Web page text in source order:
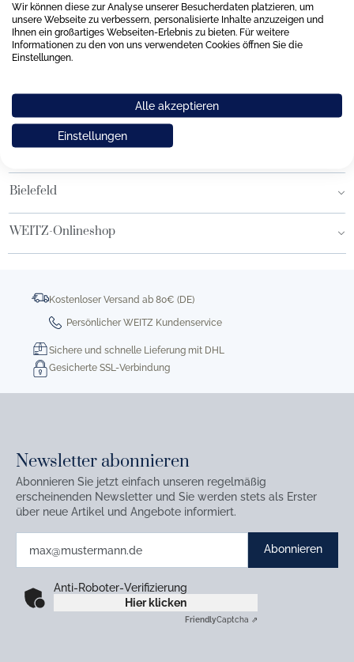
Unsere Häuser
Hamburg am Neuen Wall
Hamburg AEZ
Bielefeld
WEITZ-Onlineshop
Kostenloser Versand ab 80€ (DE)
Persönlicher WEITZ Kundenservice
Sichere und schnelle Lieferung mit DHL
Gesicherte SSL-Verbindung
Newsletter abonnieren
Abonnieren Sie jetzt einfach unseren regelmäßig
erscheinenden Newsletter und Sie werden stets als Erster
über neue Artikel und Angebote informiert.
Abonnieren
Anti-Roboter-Verifizierung
Hier klicken
FriendlyCaptcha ⇗
Wir können diese zur Analyse unserer Besucherdaten platzieren, um
unsere Webseite zu verbessern, personalisierte Inhalte anzuzeigen und
Ihnen ein großartiges Webseiten-Erlebnis zu bieten. Für weitere
Informationen zu den von uns verwendeten Cookies öffnen Sie die
Einstellungen.
Alle akzeptieren
Einstellungen